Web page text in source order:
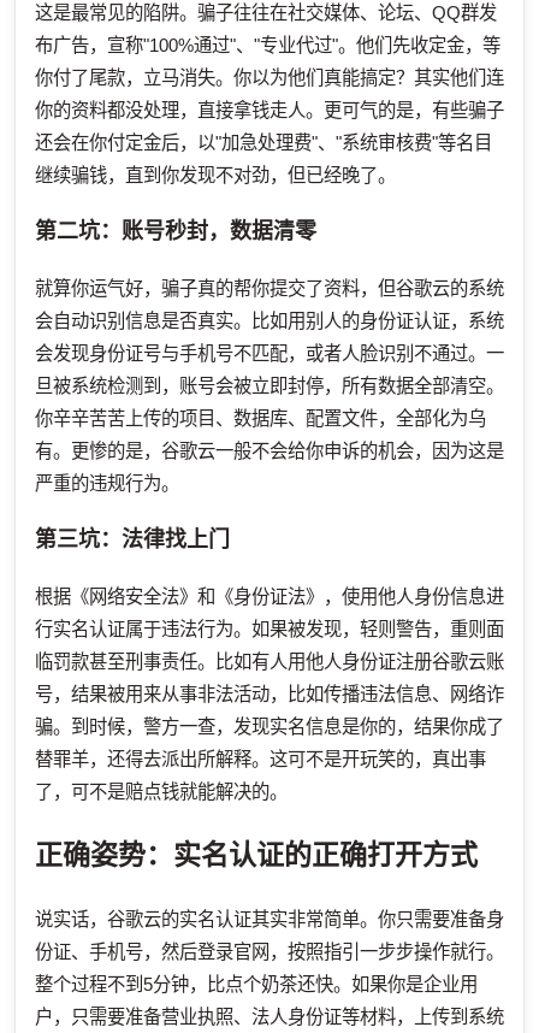
这是最常见的陷阱。骗子往往在社交媒体、论坛、QQ群发
布广告，宣称"100%通过"、"专业代过"。他们先收定金，等
你付了尾款，立马消失。你以为他们真能搞定？其实他们连
你的资料都没处理，直接拿钱走人。更可气的是，有些骗子
还会在你付定金后，以"加急处理费"、"系统审核费"等名目
继续骗钱，直到你发现不对劲，但已经晚了。
第二坑：账号秒封，数据清零
就算你运气好，骗子真的帮你提交了资料，但谷歌云的系统
会自动识别信息是否真实。比如用别人的身份证认证，系统
会发现身份证号与手机号不匹配，或者人脸识别不通过。一
旦被系统检测到，账号会被立即封停，所有数据全部清空。
你辛辛苦苦上传的项目、数据库、配置文件，全部化为乌
有。更惨的是，谷歌云一般不会给你申诉的机会，因为这是
严重的违规行为。
第三坑：法律找上门
根据《网络安全法》和《身份证法》，使用他人身份信息进
行实名认证属于违法行为。如果被发现，轻则警告，重则面
临罚款甚至刑事责任。比如有人用他人身份证注册谷歌云账
号，结果被用来从事非法活动，比如传播违法信息、网络诈
骗。到时候，警方一查，发现实名信息是你的，结果你成了
替罪羊，还得去派出所解释。这可不是开玩笑的，真出事
了，可不是赔点钱就能解决的。
正确姿势：实名认证的正确打开方式
说实话，谷歌云的实名认证其实非常简单。你只需要准备身
份证、手机号，然后登录官网，按照指引一步步操作就行。
整个过程不到5分钟，比点个奶茶还快。如果你是企业用
户，只需要准备营业执照、法人身份证等材料，上传到系统